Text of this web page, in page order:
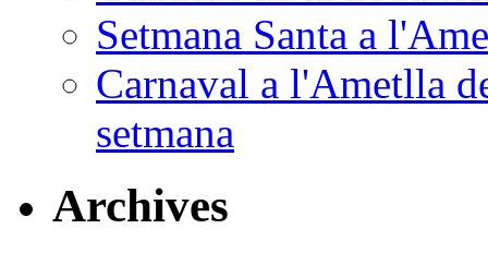
Setmana Santa a
Carnaval a l'Ametlla
setmana
Archives